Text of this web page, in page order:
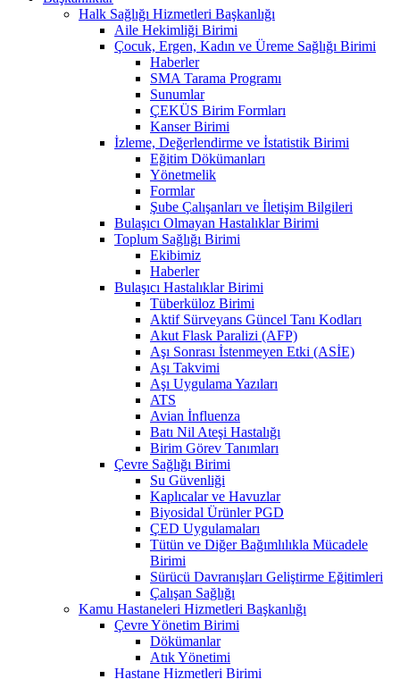
Halk Sağlığı Hizmetleri Başkanlığı
Aile Hekimliği Birimi
Çocuk, Ergen, Kadın ve Üreme Sağlığı Birimi
Haberler
SMA Tarama Programı
Sunumlar
ÇEKÜS Birim Formları
Kanser Birimi
İzleme, Değerlendirme ve İstatistik Birimi
Eğitim Dökümanları
Yönetmelik
Formlar
Şube Çalışanları ve İletişim Bilgileri
Bulaşıcı Olmayan Hastalıklar Birimi
Toplum Sağlığı Birimi
Ekibimiz
Haberler
Bulaşıcı Hastalıklar Birimi
Tüberküloz Birimi
Aktif Sürveyans Güncel Tanı Kodları
Akut Flask Paralizi (AFP)
Aşı Sonrası İstenmeyen Etki (ASİE)
Aşı Takvimi
Aşı Uygulama Yazıları
ATS
Avian İnfluenza
Batı Nil Ateşi Hastalığı
Birim Görev Tanımları
Çevre Sağlığı Birimi
Su Güvenliği
Kaplıcalar ve Havuzlar
Biyosidal Ürünler PGD
ÇED Uygulamaları
Tütün ve Diğer Bağımlılıkla Mücadele
Birimi
Sürücü Davranışları Geliştirme Eğitimleri
Çalışan Sağlığı
Kamu Hastaneleri Hizmetleri Başkanlığı
Çevre Yönetim Birimi
Dökümanlar
Atık Yönetimi
Hastane Hizmetleri Birimi